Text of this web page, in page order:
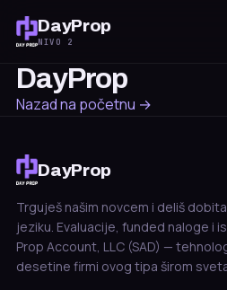
DayProp
NIVO 2
DayProp
Nazad na početnu →
DayProp
Trguješ našim novcem i deliš
jeziku. Evaluacije, funded naloge i
Prop Account, LLC (SAD) —
desetine firmi ovog tipa širom